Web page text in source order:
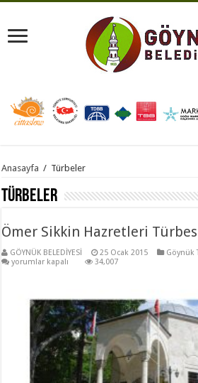
Anasayfa / Türbeler
Türbeler
Ömer Sikkin Hazretleri
GÖYNÜK BELEDİYESİ 25 Ocak 2015 Göynük
Ömer
yorumlar kapalı 34,007